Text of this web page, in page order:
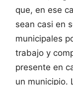
que, en ese
sean casi en
municipales
trabajo y
presente en
un municipio.